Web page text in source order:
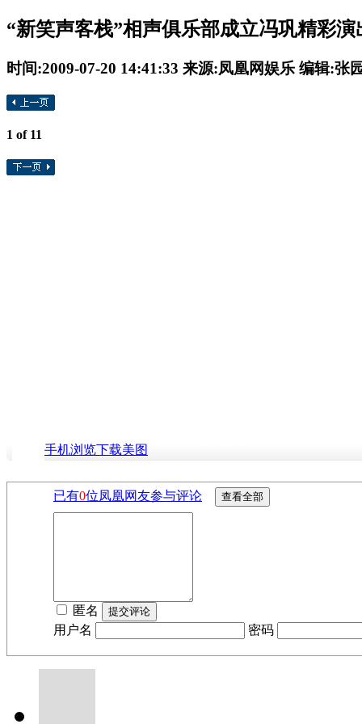
“新笑声客栈”相声俱乐部成立冯巩精彩演
时间:2009-07-20 14:41:33 来源:凤凰网娱乐 编辑:张
1 of 11
手机浏览下载美图
已有0位凤凰网友参与评论
匿名
用户名
密码